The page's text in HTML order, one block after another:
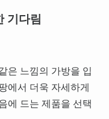
기다림
은 느낌의 가방을 입
에서 더욱 자세하게
에 드는 제품을 선택